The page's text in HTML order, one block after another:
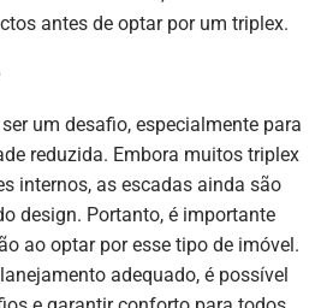
antes de optar por um triplex.
um desafio, especialmente para
reduzida. Embora muitos triplex
internos, as escadas ainda são
design. Portanto, é importante
ao optar por esse tipo de imóvel.
adequado, é possível